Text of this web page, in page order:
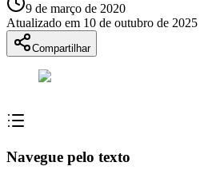
9 de março de 2020
Atualizado em 10 de outubro de 2025
Compartilhar
Navegue pelo texto